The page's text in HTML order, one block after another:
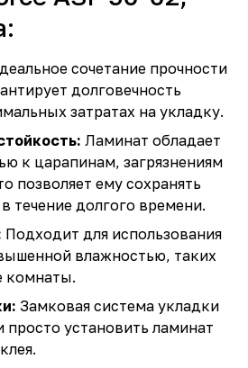
сочетание прочности
долговечность
затратах на укладку.
Ламинат обладает
к царапинам, загрязнениям
позволяет ему сохранять
течение долгого времени.
Подходит для использования
влажностью, таких
комнаты.
Замковая система укладки
просто установить ламинат